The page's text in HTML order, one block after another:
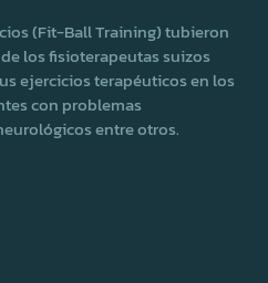
(Fit-Ball Training) tubieron
los fisioterapeutas suizos
ejercicios terapéuticos en los
con problemas
entre otros.